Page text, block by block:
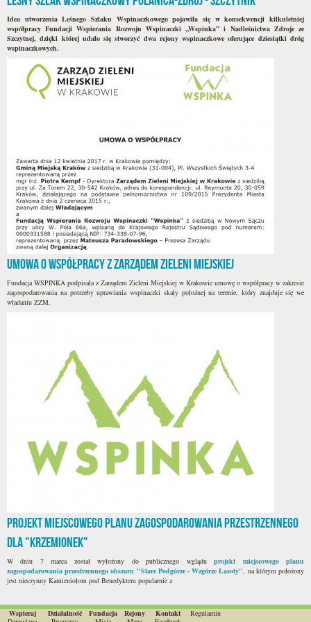
Idea utworzenia Leśnego Szlaku Wspinaczkowego pojawiła się w konsekwencji kilkuletniej
współpracy Fundacji Wspierania Rozwoju Wspinaczki „Wspinka” i Nadleśnictwa Zdroje ze
Szczytnej, dzięki której udało się stworzyć dwa rejony wspinaczkowe oferujące dziesiątki dróg
wspinaczkowych.
Umowa o współpracy z Zarządem Zieleni Miejskiej
Fundacja WSPINKA podpisała z Zarządem Zieleni Miejskiej w Krakowie umowę o współpracy w zakresie
zagospodarowania na potrzeby uprawiania wspinaczki skały położnej na terenie, który znajduje się we
władaniu ZZM.
Projekt miejscowego planu zagospodarowania przestrzennego
dla "Krzemionek"
W dniu 7 marca został wyłożony do publicznego wgląduprojekt miejscowego planu
zagospodarowania przestrzennego obszaru "Stare Podgórze - Wzgórze Lasoty", na którym położony
jest nieczynny Kamieniołom pod Benedyktem popularnie z
Wspieraj
Działalność
Fundacja
Rejony
Kontakt
Regulamin